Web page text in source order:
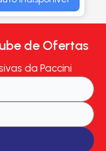
de Ofertas
da Paccini